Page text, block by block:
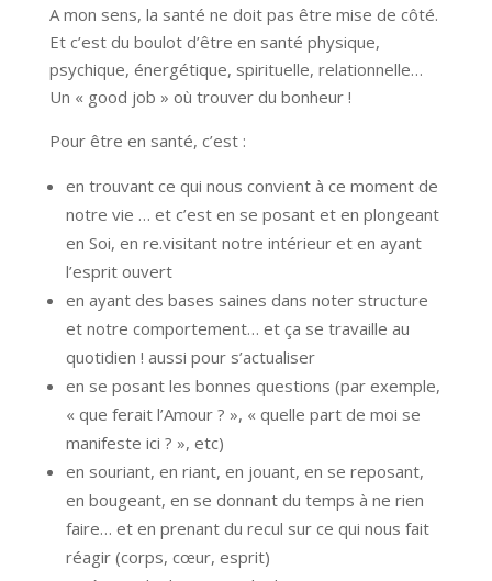
A mon sens, la santé ne doit pas être mise de côté.
Et c’est du boulot d’être en santé physique,
psychique, énergétique, spirituelle, relationnelle…
Un « good job » où trouver du bonheur !
Pour être en santé, c’est :
en trouvant ce qui nous convient à ce moment de
notre vie … et c’est en se posant et en plongeant
en Soi, en re.visitant notre intérieur et en ayant
l’esprit ouvert
en ayant des bases saines dans noter structure
et notre comportement… et ça se travaille au
quotidien ! aussi pour s’actualiser
en se posant les bonnes questions (par exemple,
« que ferait l’Amour ? », « quelle part de moi se
manifeste ici ? », etc)
en souriant, en riant, en jouant, en se reposant,
en bougeant, en se donnant du temps à ne rien
faire… et en prenant du recul sur ce qui nous fait
réagir (corps, cœur, esprit)